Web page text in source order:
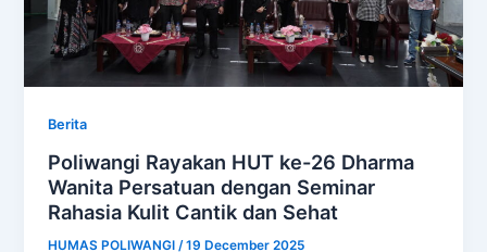
Berita
Poliwangi Rayakan HUT ke-26 Dharma
Wanita Persatuan dengan Seminar
Rahasia Kulit Cantik dan Sehat
HUMAS POLIWANGI/19 December 2025